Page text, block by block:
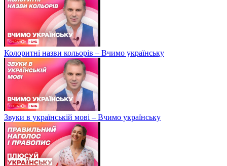
Колоритні назви кольорів – Вчимо українську
Звуки в українській мові – Вчимо українську